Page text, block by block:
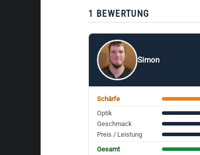
1 BEWERTUNG
Simon
Schärfe
Optik
Geschmack
Preis / Leistung
Gesamt